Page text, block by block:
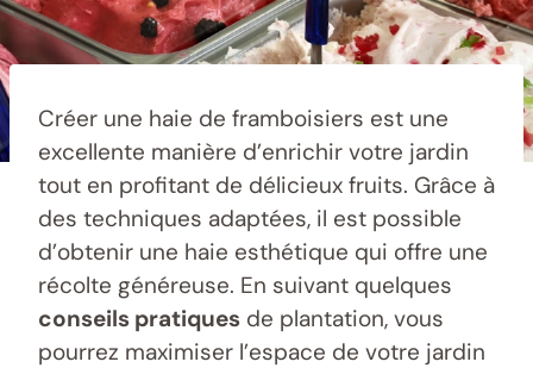
Créer une haie de framboisiers est une
excellente manière d’enrichir votre jardin
tout en profitant de délicieux fruits. Grâce à
des techniques adaptées, il est possible
d’obtenir une haie esthétique qui offre une
récolte généreuse. En suivant quelques
conseils pratiques de plantation, vous
pourrez maximiser l’espace de votre jardin